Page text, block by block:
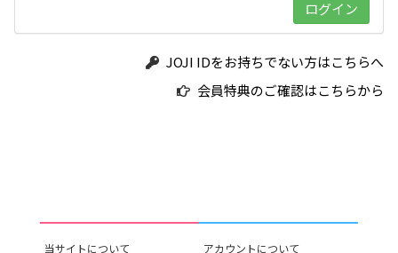
JOJI IDをお持ちでない方はこちらへ
会員特典のご確認はこちらから
当サイトについて アカウントについて